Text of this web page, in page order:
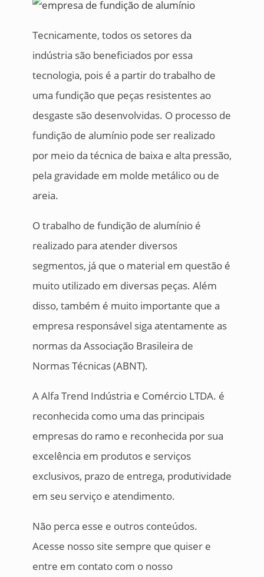
Tecnicamente, todos os setores da
indústria são beneficiados por essa
tecnologia, pois é a partir do trabalho de
uma fundição que peças resistentes ao
desgaste são desenvolvidas. O processo de
fundição de alumínio pode ser realizado
por meio da técnica de baixa e alta pressão,
pela gravidade em molde metálico ou de
areia.
O trabalho de fundição de alumínio é
realizado para atender diversos
segmentos, já que o material em questão é
muito utilizado em diversas peças. Além
disso, também é muito importante que a
empresa responsável siga atentamente as
normas da Associação Brasileira de
Normas Técnicas (ABNT).
A Alfa Trend Indústria e Comércio LTDA. é
reconhecida como uma das principais
empresas do ramo e reconhecida por sua
excelência em produtos e serviços
exclusivos, prazo de entrega, produtividade
em seu serviço e atendimento.
Não perca esse e outros conteúdos.
Acesse nosso site sempre que quiser e
entre em contato com o nosso